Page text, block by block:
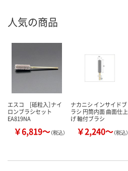
人気の商品
エスコ [砥粒入］ナイ
ロンブラシセット
EA819NA
￥6,819～（税込）
ナカニシ インサイドブ
ラシ 円筒内面 曲面仕上
げ 軸付ブラシ
￥2,240～（税込）